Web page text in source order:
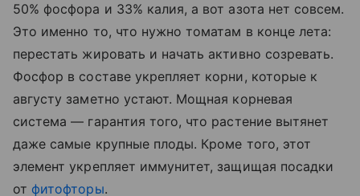
50% фосфора и 33% калия, а вот азота нет совсем.
Это именно то, что нужно томатам в конце лета:
перестать жировать и начать активно созревать.
Фосфор в составе укрепляет корни, которые к
августу заметно устают. Мощная корневая
система — гарантия того, что растение вытянет
даже самые крупные плоды. Кроме того, этот
элемент укрепляет иммунитет, защищая посадки
от фитофторы.